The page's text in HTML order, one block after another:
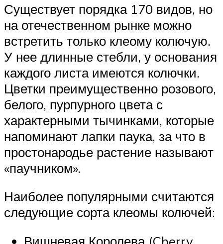
Существует порядка 170 видов, но
на отечественном рынке можно
встретить только клеому колючую.
У нее длинные стебли, у основания
каждого листа имеются колючки.
Цветки преимущественно розового,
белого, пурпурного цвета с
характерными тычинками, которые
напоминают лапки паука, за что в
простонародье растение называют
«паучником».
Наиболее популярными считаются
следующие сорта клеомы колючей: